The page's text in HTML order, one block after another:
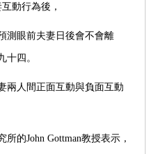
動行為後，
測眼前夫妻日後會不會離
十四。
兩人間正面互動與負面互動
的John Gottman教授表示，